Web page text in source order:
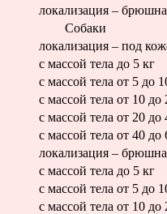
локализация –
Собаки
локализация – под
с массой тела до 5 кг
с массой тела от 5 до
с массой тела от 10 до
с массой тела от 20 до
с массой тела от 40 до
локализация –
с массой тела до 5 кг
с массой тела от 5 до
с массой тела от 10 до